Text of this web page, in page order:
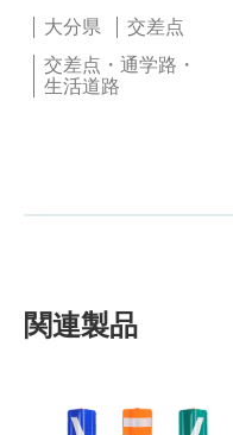
大分県
交差点
交差点・通学路・
生活道路
関連製品